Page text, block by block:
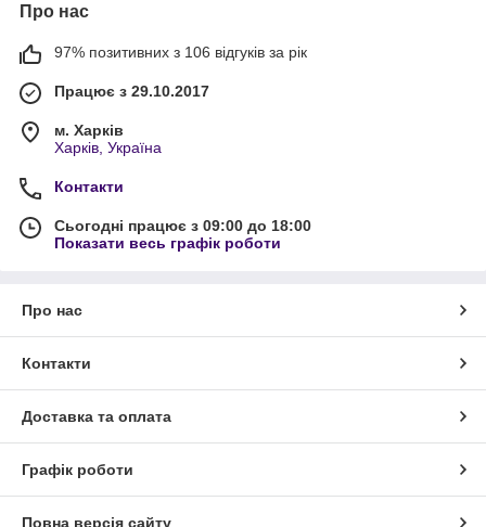
Про нас
97% позитивних з 106 відгуків за рік
Працює з 29.10.2017
м. Харків
Харків, Україна
Контакти
Сьогодні працює з 09:00 до 18:00
Показати весь графік роботи
Про нас
Контакти
Доставка та оплата
Графік роботи
Повна версія сайту